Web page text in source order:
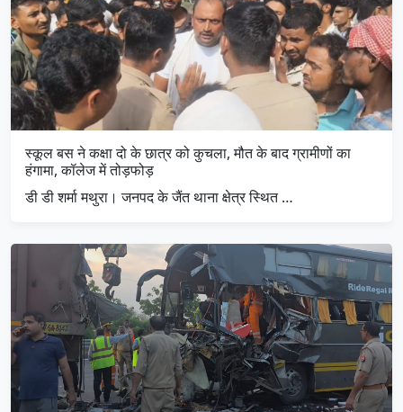
स्कूल बस ने कक्षा दो के छात्र को कुचला, मौत के बाद ग्रामीणों का
हंगामा, कॉलेज में तोड़फोड़
डी डी शर्मा मथुरा। जनपद के जैंत थाना क्षेत्र स्थित …